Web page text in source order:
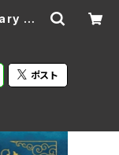
BE
ポスト